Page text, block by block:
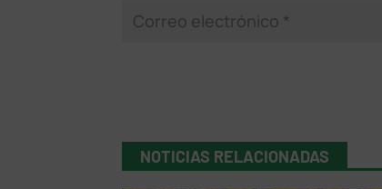
NOTICIAS RELACIONADAS